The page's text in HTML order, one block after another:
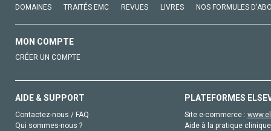
DOMAINES TRAITÉS EMC REVUES LIVRES NOS FORMULES
MON COMPTE
CRÉER UN COMPTE
AIDE & SUPPORT
Contactez-nous / FAQ
Qui sommes-nous ?
PLATEFORMES
Site e-commerce :
Aide à la pratique